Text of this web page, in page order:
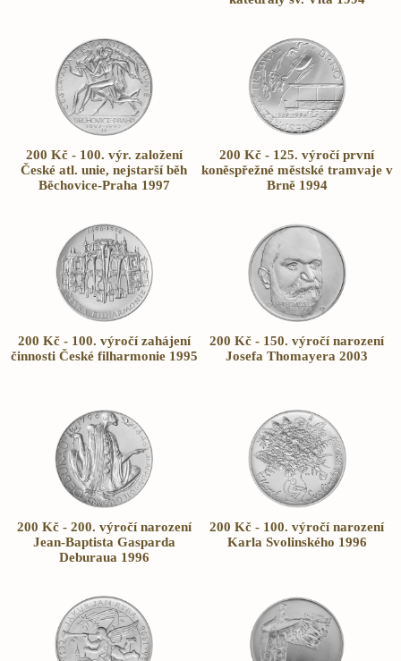
200 Kč - 100. výr. založení
České atl. unie, nejstarší běh
Běchovice-Praha 1997
200 Kč - 125. výročí první
koněspřežné městské tramvaje v
Brně 1994
200 Kč - 100. výročí zahájení
činnosti České filharmonie 1995
200 Kč - 150. výročí narození
Josefa Thomayera 2003
200 Kč - 200. výročí narození
Jean-Baptista Gasparda
Deburaua 1996
200 Kč - 100. výročí narození
Karla Svolinského 1996